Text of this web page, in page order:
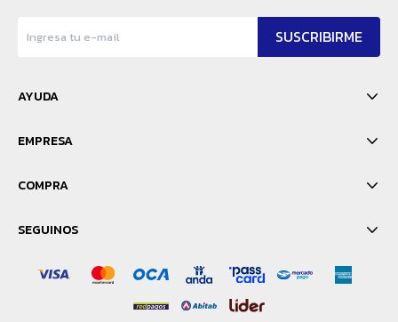
SUSCRIBIRME
AYUDA
EMPRESA
COMPRA
SEGUINOS